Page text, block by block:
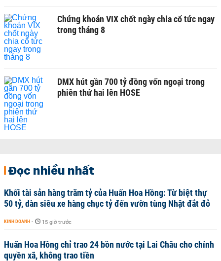
Chứng khoán VIX chốt ngày chia cổ tức ngay
trong tháng 8
DMX hút gần 700 tỷ đồng vốn ngoại trong
phiên thứ hai lên HOSE
Đọc nhiều nhất
Khối tài sản hàng trăm tỷ của Huấn Hoa Hồng: Từ biệt thự
50 tỷ, dàn siêu xe hàng chục tỷ đến vườn tùng Nhật đắt đỏ
KINH DOANH - 15 giờ trước
Huấn Hoa Hồng chỉ trao 24 bồn nước tại Lai Châu cho chính
quyền xã, không trao tiền